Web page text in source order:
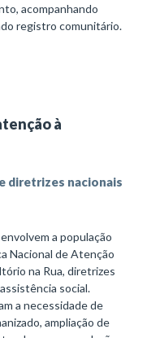
acompanhando
registro comunitário.
à
diretrizes nacionais
a população
Nacional de Atenção
na Rua, diretrizes
social.
a necessidade de
ampliação de